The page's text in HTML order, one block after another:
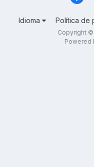
Idioma Política de
Copyright
Powered